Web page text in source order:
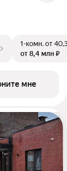
1-комн.от
от 8,4 млн ₽
мне